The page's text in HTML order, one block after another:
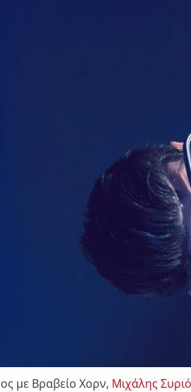
με Βραβείο Χορν, Μιχάλης